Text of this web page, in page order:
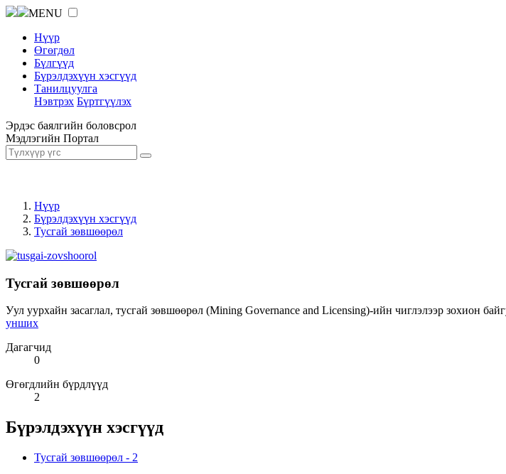
MENU
Нүүр
Өгөгдөл
Бүлгүүд
Бүрэлдэхүүн хэсгүүд
Танилцуулга
Нэвтрэх Бүртгүүлэх
Эрдэс баялгийн боловсрол
Мэдлэгийн Портал
Нүүр
Бүрэлдэхүүн хэсгүүд
Тусгай зөвшөөрөл
Тусгай зөвшөөрөл
Уул уурхайн засаглал, тусгай зөвшөөрөл (Mining Governance and Licensing)-ийн чиглэлээр зохион
унших
Дагагчид
0
Өгөгдлийн бүрдлүүд
2
Бүрэлдэхүүн хэсгүүд
Тусгай зөвшөөрөл - 2